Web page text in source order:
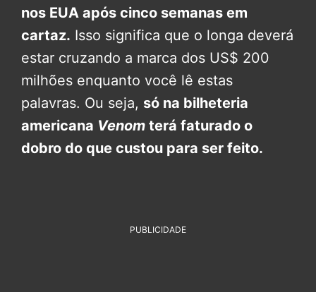
nos EUA após cinco semanas em
cartaz. Isso significa que o longa deverá
estar cruzando a marca dos US$ 200
milhões enquanto você lê estas
palavras. Ou seja, só na bilheteria
americana Venom terá faturado o
dobro do que custou para ser feito.
PUBLICIDADE